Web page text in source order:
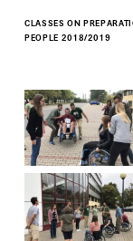
CLASSES ON
PEOPLE 2018/2019